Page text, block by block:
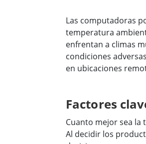
Las computadoras
temperatura
enfrentan a climas
condiciones
en ubicaciones
Factores
Cuanto mejor sea la
Al decidir los